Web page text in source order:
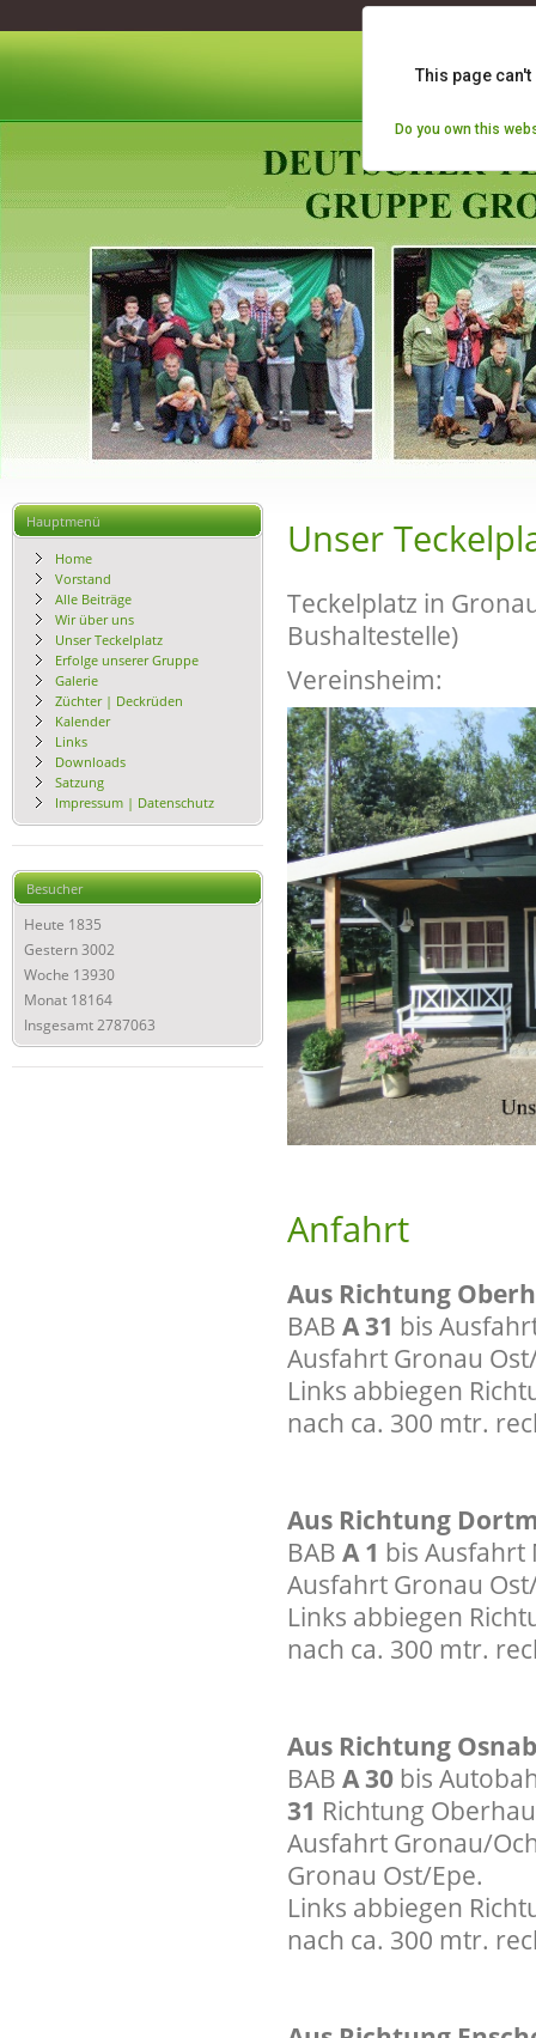
Hauptmenü
Home
Vorstand
Alle Beiträge
Wir über uns
Unser Teckelplatz
Erfolge unserer Gruppe
Galerie
Züchter | Deckrüden
Kalender
Links
Downloads
Satzung
Impressum | Datenschutz
Besucher
Heute 1835
Gestern3002
Woche 13930
Monat 18164
Insgesamt2787063
Unser
Teckelplatz in
Bushaltestelle)
Vereinsheim:
Anfahrt
Aus Richtung
BAB A 31 bis
Ausfahrt Gronau
Links abbiegen
nach ca. 300 mtr.
Aus Richtung
BAB A 1 bis
Ausfahrt Gronau
Links abbiegen
nach ca. 300 mtr.
Aus Richtung
BAB A 30 bis
31 Richtung
Ausfahrt Gronau/
Gronau Ost/Epe.
Links abbiegen
nach ca. 300 mtr.
This page
Do you own this